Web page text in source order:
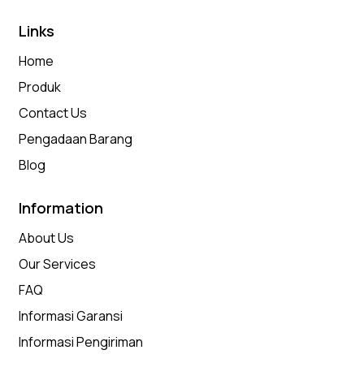
Links
Home
Produk
Contact Us
Pengadaan Barang
Blog
Information
About Us
Our Services
FAQ
Informasi Garansi
Informasi Pengiriman